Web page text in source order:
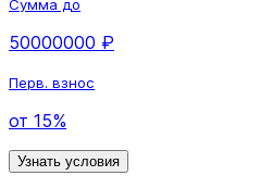
Сумма до
50000000 ₽
Перв. взнос
от 15%
Узнать условия